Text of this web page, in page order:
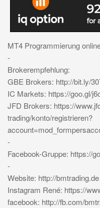
MT4 Programmierung
-
Brokerempfehlung:
GBE Brokers: http://bit.ly/
IC Markets: https://goo.gl/
JFD Brokers: https://
trading/konto/registrieren?
-
Facebook-Gruppe: https://
-
Website: http://bmtrading.de
Instagram René: https://
facebook: http://fb.com/